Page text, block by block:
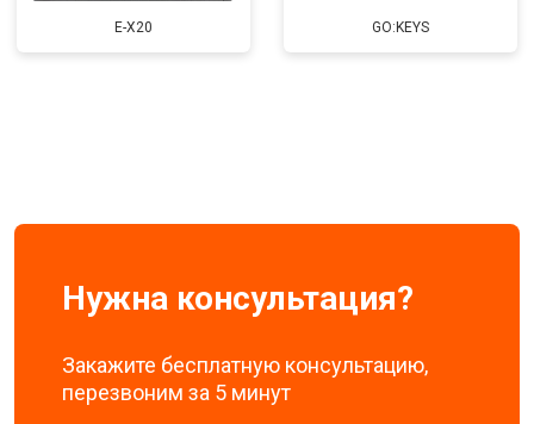
E-X20 GO:KEYS
Нужна консультация?
Закажите бесплатную консультацию,
перезвоним за 5 минут